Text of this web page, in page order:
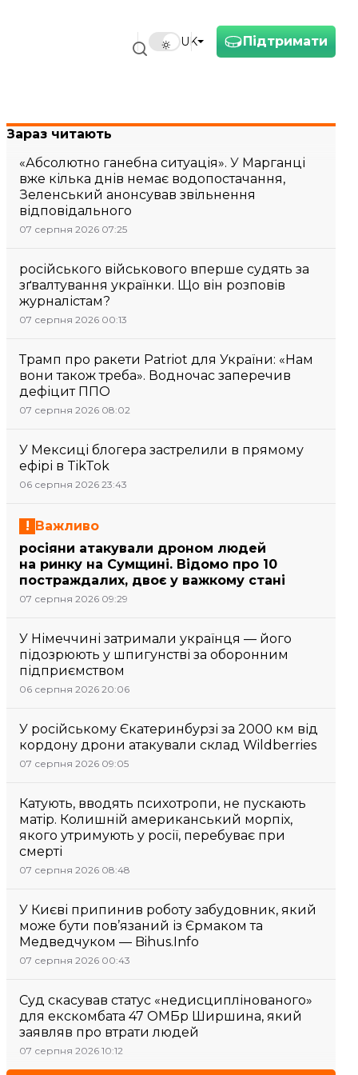
Підтримати
UK
Зараз читають
«Абсолютно ганебна ситуація». У Марганці
вже кілька днів немає водопостачання,
Зеленський анонсував звільнення
відповідального
07 серпня 2026 07:25
російського військового вперше судять за
зґвалтування українки. Що він розповів
журналістам?
07 серпня 2026 00:13
Трамп про ракети Patriot для України: «Нам
вони також треба». Водночас заперечив
дефіцит ППО
07 серпня 2026 08:02
У Мексиці блогера застрелили в прямому
ефірі в TikTok
06 серпня 2026 23:43
Важливо
росіяни атакували дроном людей
на ринку на Сумщині. Відомо про 10
постраждалих, двоє у важкому стані
07 серпня 2026 09:29
У Німеччині затримали українця — його
підозрюють у шпигунстві за оборонним
підприємством
06 серпня 2026 20:06
У російському Єкатеринбурзі за 2000 км від
кордону дрони атакували склад Wildberries
07 серпня 2026 09:05
Катують, вводять психотропи, не пускають
матір. Колишній американський морпіх,
якого утримують у росії, перебуває при
смерті
07 серпня 2026 08:48
У Києві припинив роботу забудовник, який
може бути пов’язаний із Єрмаком та
Медведчуком — Bihus.Info
07 серпня 2026 00:43
Суд скасував статус «недисциплінованого»
для екскомбата 47 ОМБр Ширшина, який
заявляв про втрати людей
07 серпня 2026 10:12